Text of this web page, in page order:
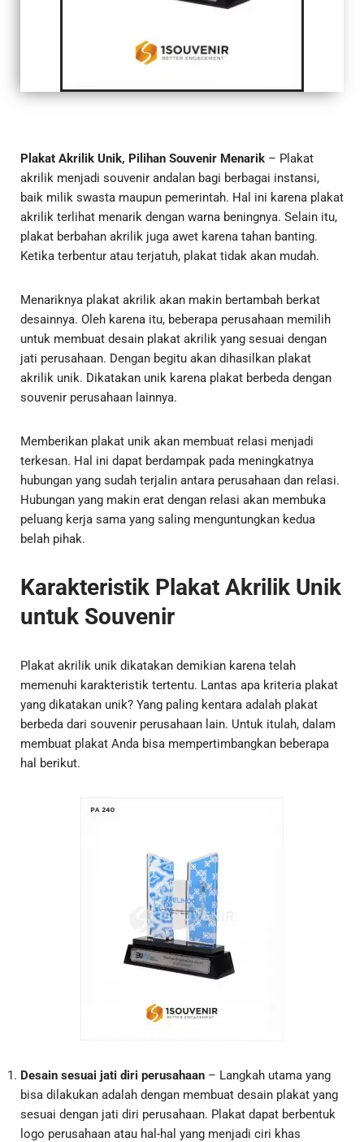
Plakat Akrilik Unik, Pilihan Souvenir Menarik – Plakat
akrilik menjadi souvenir andalan bagi berbagai instansi,
baik milik swasta maupun pemerintah. Hal ini karena plakat
akrilik terlihat menarik dengan warna beningnya. Selain itu,
plakat berbahan akrilik juga awet karena tahan banting.
Ketika terbentur atau terjatuh, plakat tidak akan mudah.
Menariknya plakat akrilik akan makin bertambah berkat
desainnya. Oleh karena itu, beberapa perusahaan memilih
untuk membuat desain plakat akrilik yang sesuai dengan
jati perusahaan. Dengan begitu akan dihasilkan plakat
akrilik unik. Dikatakan unik karena plakat berbeda dengan
souvenir perusahaan lainnya.
Memberikan plakat unik akan membuat relasi menjadi
terkesan. Hal ini dapat berdampak pada meningkatnya
hubungan yang sudah terjalin antara perusahaan dan relasi.
Hubungan yang makin erat dengan relasi akan membuka
peluang kerja sama yang saling menguntungkan kedua
belah pihak.
Karakteristik Plakat Akrilik Unik
untuk Souvenir
Plakat akrilik unik dikatakan demikian karena telah
memenuhi karakteristik tertentu. Lantas apa kriteria plakat
yang dikatakan unik? Yang paling kentara adalah plakat
berbeda dari souvenir perusahaan lain. Untuk itulah, dalam
membuat plakat Anda bisa mempertimbangkan beberapa
hal berikut.
Desain sesuai jati diri perusahaan – Langkah utama yang
bisa dilakukan adalah dengan membuat desain plakat yang
sesuai dengan jati diri perusahaan. Plakat dapat berbentuk
logo perusahaan atau hal-hal yang menjadi ciri khas